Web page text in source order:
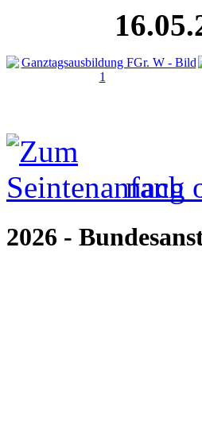
nach
2026 -